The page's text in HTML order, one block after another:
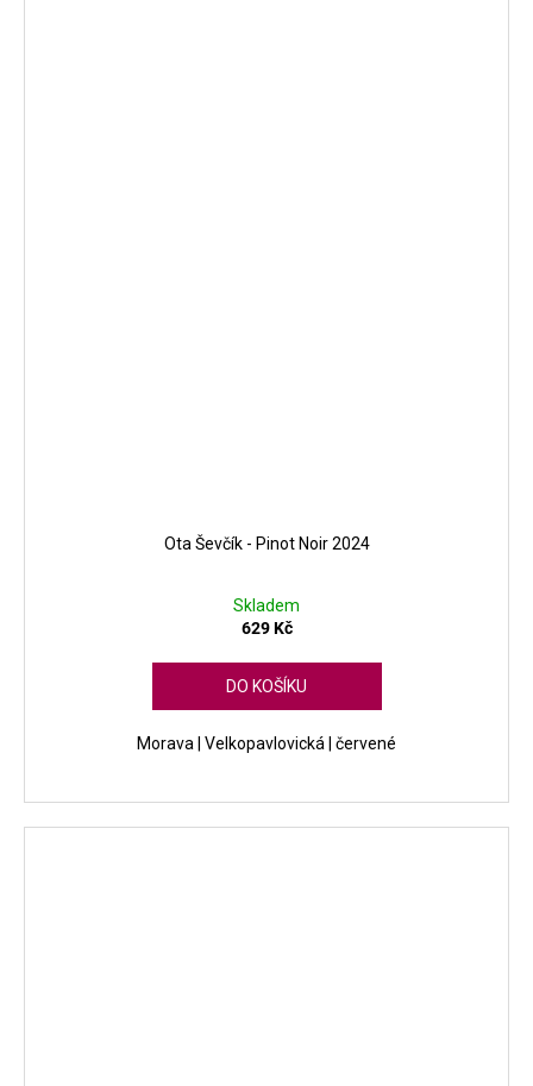
Ota Ševčík - Pinot Noir 2024
Skladem
629 Kč
DO KOŠÍKU
Morava | Velkopavlovická | červené